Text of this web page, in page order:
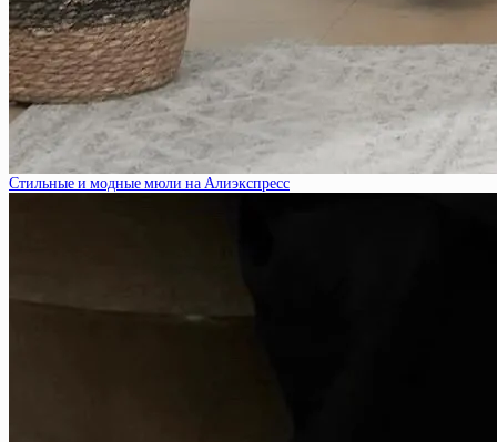
Стильные и модные мюли на Алиэкспресс